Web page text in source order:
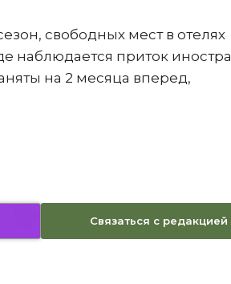
свободных мест в отелях
наблюдается приток
на 2 месяца вперед,
Связаться с редакцией